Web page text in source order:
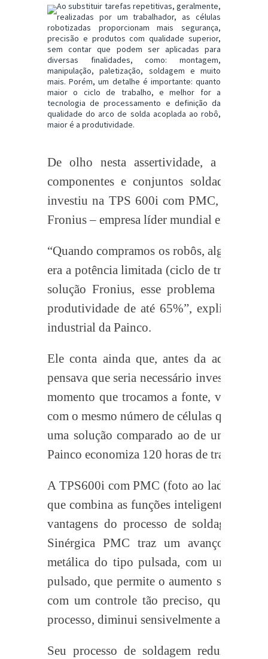
Ao substituir tarefas repetitivas, geralmente,
realizadas por um trabalhador, as células
robotizadas proporcionam mais segurança,
precisão e produtos com qualidade superior,
sem contar que podem ser aplicadas para
diversas finalidades, como: montagem,
manipulação, paletização, soldagem e muito
mais. Porém, um detalhe é importante: quanto
maior o ciclo de trabalho, e melhor for a
tecnologia de processamento e definição da
qualidade do arco de solda acoplada ao robô,
maior é a produtividade.
De olho nesta assertividade, a
componentes e conjuntos soldados em
investiu na TPS 600i com PMC, um dos
Fronius – empresa líder mundial em
“Quando compramos os robôs, algo que
era a potência limitada (ciclo de trabalho),
solução Fronius, esse problema foi
produtividade de até 65%”, explica
industrial da Painco.
Ele conta ainda que, antes da
pensava que seria necessário investir em
momento que trocamos a fonte,
com o mesmo número de células que
uma solução comparado ao de uma
Painco economiza 120 horas de trabalho
A TPS600i com PMC (foto ao lado),
que combina as funções inteligentes da
vantagens do processo de soldagem
Sinérgica PMC traz um avanço
metálica do tipo pulsada, com uma
pulsado, que permite o aumento
com um controle tão preciso, que além
processo, diminui sensivelmente a emissão
Seu processo de soldagem reduz